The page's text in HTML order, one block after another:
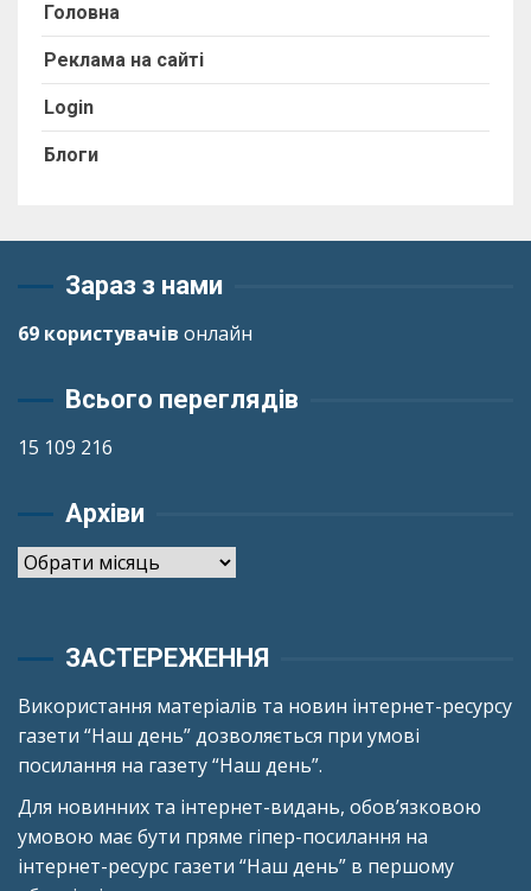
Головна
Реклама на сайті
Login
Блоги
Зараз з нами
69 користувачів онлайн
Всього переглядів
15 109 216
Архіви
Архіви
ЗАСТЕРЕЖЕННЯ
Використання матеріалів та новин інтернет-ресурсу
газети “Наш день” дозволяється при умові
посилання на газету “Наш день”.
Для новинних та інтернет-видань, обов’язковою
умовою має бути пряме гіпер-посилання на
інтернет-ресурс газети “Наш день” в першому